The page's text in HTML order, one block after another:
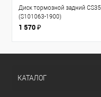
Диск тормозной задний CS35
(S101063-1900)
1 570 ₽
КАТАЛОГ